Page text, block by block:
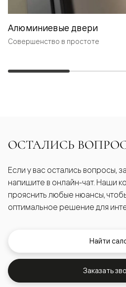
Алюминиевые двери
Совершенство в простоте
ОСТАЛИСЬ
Если у вас остались вопросы,
напишите в онлайн-чат. Наши
прояснить любые нюансы,
оптимальное решение для
Найти
Заказать